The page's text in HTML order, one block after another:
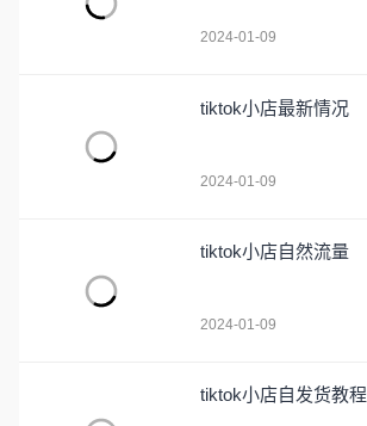
2024-01-09
tiktok小店最新情况
2024-01-09
tiktok小店自然流量
2024-01-09
tiktok小店自发货教程